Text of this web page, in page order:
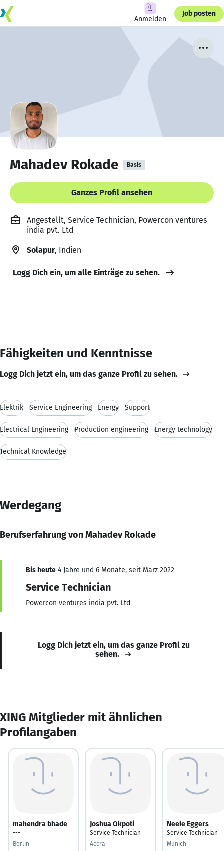
Anmelden
Job posten
Mahadev Rokade Basis
Ganzes Profil ansehen
Angestellt, Service Technician, Powercon ventures
india pvt. Ltd
Solapur, Indien
Logg Dich ein, um alle Einträge zu sehen.
Fähigkeiten und Kenntnisse
Logg Dich jetzt ein, um das ganze Profil zu sehen.
Elektrik Service Engineering Energy Support
Electrical Engineering Production engineering Energy technology
Technical Knowledge
Werdegang
Berufserfahrung von Mahadev Rokade
Bis heute 4 Jahre und 6 Monate, seit März 2022
Service Technician
Powercon ventures india pvt. Ltd
Logg Dich jetzt ein, um das ganze Profil zu
sehen.
XING Mitglieder mit ähnlichen
Profilangaben
mahendra bhade
---
Berlin
Joshua Okpoti
Service Technician
Accra
Neele Eggers
Service Technician
Munich